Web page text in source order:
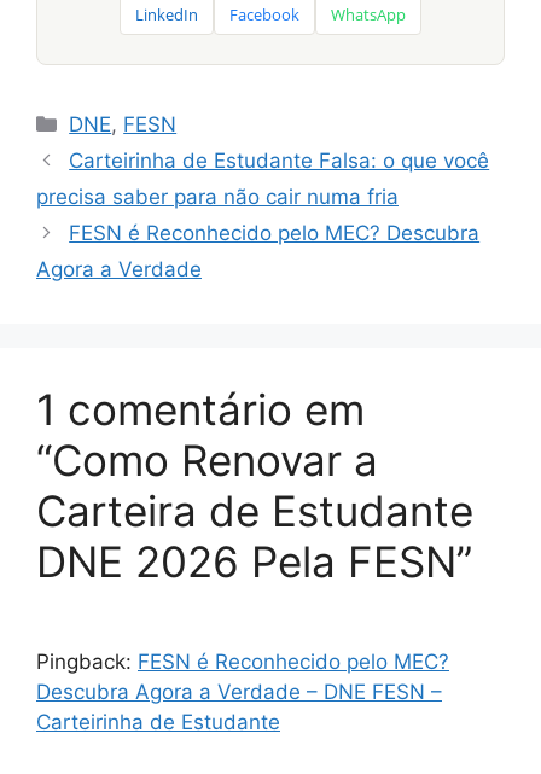
LinkedIn Facebook WhatsApp
Categorias
DNE, FESN
Carteirinha de Estudante Falsa: o que você
precisa saber para não cair numa fria
FESN é Reconhecido pelo MEC? Descubra
Agora a Verdade
1 comentário em
“Como Renovar a
Carteira de Estudante
DNE 2026 Pela FESN”
Pingback: FESN é Reconhecido pelo MEC?
Descubra Agora a Verdade – DNE FESN –
Carteirinha de Estudante